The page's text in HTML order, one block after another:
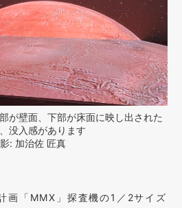
が壁面、下部が床面に映し出された
没入感があります
: 加治佐 匠真
画「MMX」探査機の1／2サイズ